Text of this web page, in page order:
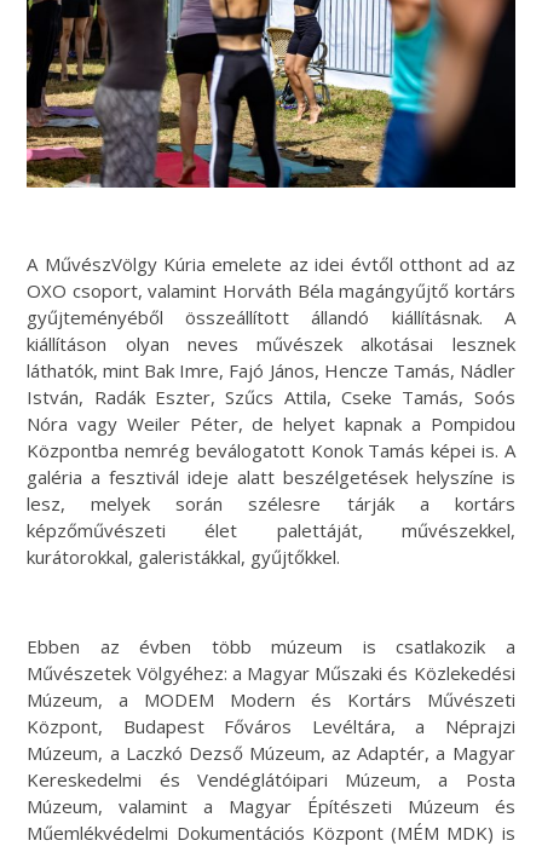
A MűvészVölgy Kúria emelete az idei évtől otthont ad az
OXO csoport, valamint Horváth Béla magángyűjtő kortárs
gyűjteményéből összeállított állandó kiállításnak. A
kiállításon olyan neves művészek alkotásai lesznek
láthatók, mint Bak Imre, Fajó János, Hencze Tamás, Nádler
István, Radák Eszter, Szűcs Attila, Cseke Tamás, Soós
Nóra vagy Weiler Péter, de helyet kapnak a Pompidou
Központba nemrég beválogatott Konok Tamás képei is. A
galéria a fesztivál ideje alatt beszélgetések helyszíne is
lesz, melyek során szélesre tárják a kortárs
képzőművészeti élet palettáját, művészekkel,
kurátorokkal, galeristákkal, gyűjtőkkel.
Ebben az évben több múzeum is csatlakozik a
Művészetek Völgyéhez: a Magyar Műszaki és Közlekedési
Múzeum, a MODEM Modern és Kortárs Művészeti
Központ, Budapest Főváros Levéltára, a Néprajzi
Múzeum, a Laczkó Dezső Múzeum, az Adaptér, a Magyar
Kereskedelmi és Vendéglátóipari Múzeum, a Posta
Múzeum, valamint a Magyar Építészeti Múzeum és
Műemlékvédelmi Dokumentációs Központ (MÉM MDK) is